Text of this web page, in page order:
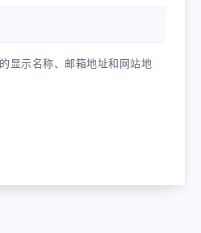
显示名称、邮箱地址和网站地